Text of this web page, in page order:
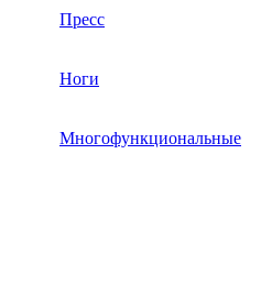
Пресс
Ноги
Многофункциональные